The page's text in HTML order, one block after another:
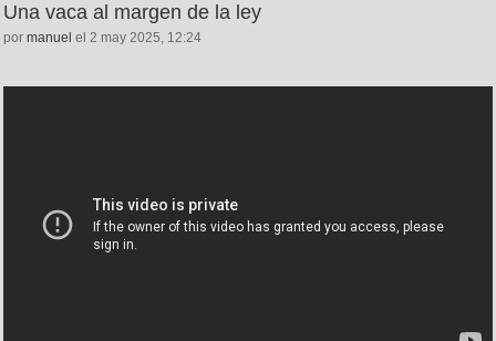
Una vaca al margen de la ley
por manuel el 2 may 2025, 12:24